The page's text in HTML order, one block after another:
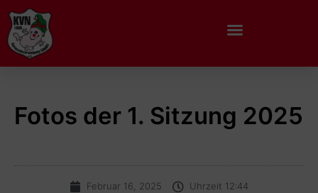
Fotos der 1. Sitzung 2025
Februar 16, 2025 Uhrzeit 12:44